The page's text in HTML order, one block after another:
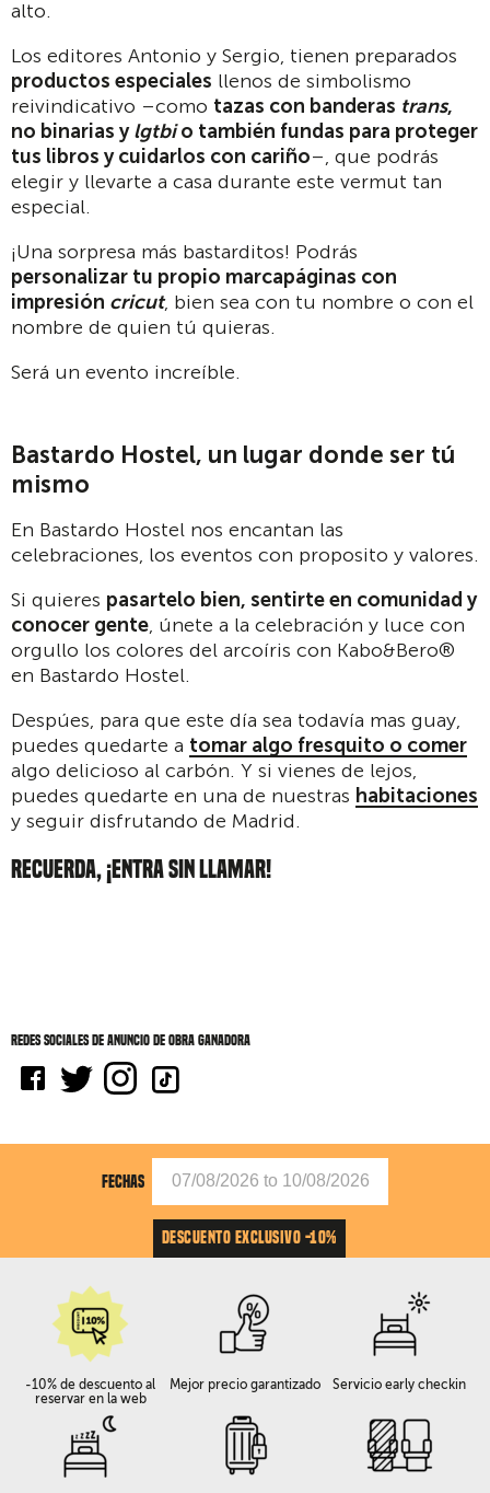
alto.
Los editores Antonio y Sergio, tienen preparados
productos especiales llenos de simbolismo
reivindicativo –como tazas con banderas trans,
no binarias ylgtbio también fundas para proteger
tus libros y cuidarlos con cariño–, que podrás
elegir y llevarte a casa durante este vermut tan
especial.
¡Una sorpresa más bastarditos! Podrás
personalizar tu propio marcapáginas con
impresión cricut, bien sea con tu nombre o con el
nombre de quien tú quieras.
Será un evento increíble.
Bastardo Hostel, un lugar donde ser tú
mismo
En Bastardo Hostel nos encantan las
celebraciones, los eventos con proposito y valores.
Si quieres pasartelo bien, sentirte en comunidad y
conocer gente, únete a la celebración y luce con
orgullo los colores del arcoíris con Kabo&Bero®
en Bastardo Hostel.
Despúes, para que este día sea todavía mas guay,
puedes quedarte a tomar algo fresquito o comer
algo delicioso al carbón. Y si vienes de lejos,
puedes quedarte en una de nuestras habitaciones
y seguir disfrutando de Madrid.
RECUERDA, ¡ENTRA SIN LLAMAR!
Redes sociales de Anuncio de obra ganadora
FECHAS
DESCUENTO EXCLUSIVO -10%
-10% de descuento al
reservar en la web
Mejor precio garantizado Servicio early checkin